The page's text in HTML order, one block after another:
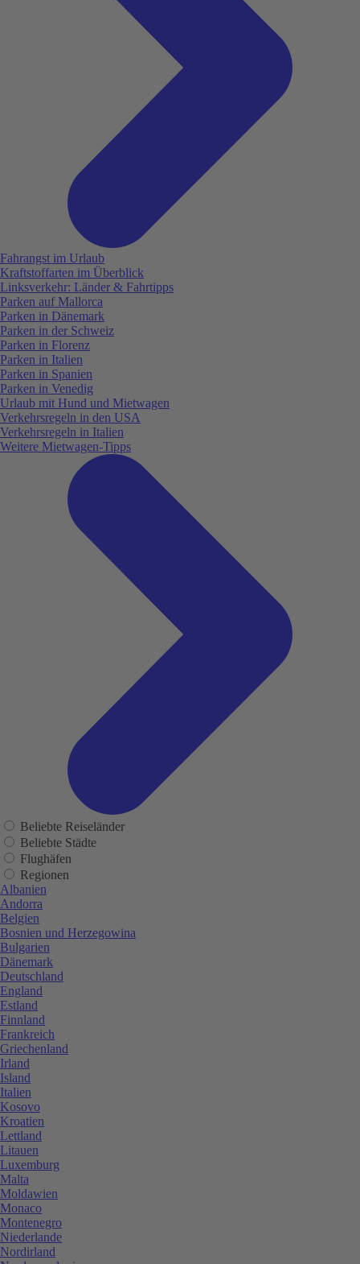
Fahrangst im Urlaub
Kraftstoffarten im Überblick
Linksverkehr: Länder & Fahrtipps
Parken auf Mallorca
Parken in Dänemark
Parken in der Schweiz
Parken in Florenz
Parken in Italien
Parken in Spanien
Parken in Venedig
Urlaub mit Hund und Mietwagen
Verkehrsregeln in den USA
Verkehrsregeln in Italien
Weitere Mietwagen-Tipps
Beliebte Reiseländer
Beliebte Städte
Flughäfen
Regionen
Albanien
Andorra
Belgien
Bosnien und Herzegowina
Bulgarien
Dänemark
Deutschland
England
Estland
Finnland
Frankreich
Griechenland
Irland
Island
Italien
Kosovo
Kroatien
Lettland
Litauen
Luxemburg
Malta
Moldawien
Monaco
Montenegro
Niederlande
Nordirland